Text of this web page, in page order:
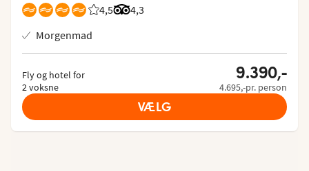
4,5
Bedømmelse fra Spies gæster: 4.5/5
4,3
Bedømmelse fra Tripadvisor: 4.3 of 5
Morgenmad
Fly og hotel for
2 voksne
9.390,-
4.695,-pr. person
VÆLG